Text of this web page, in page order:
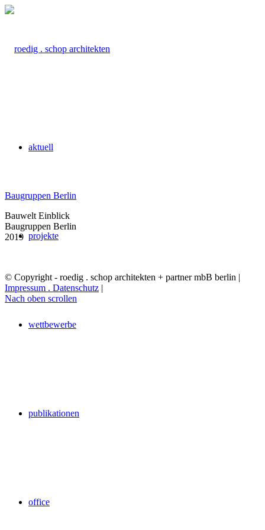
aktuell
projekte
wettbewerbe
publikationen
office
Baugruppen Berlin
Bauwelt Einblick
Baugruppen Berlin
2019
© Copyright - roedig . schop architekten + partner mbB berlin |
Impressum . Datenschutz |
Nach oben scrollen